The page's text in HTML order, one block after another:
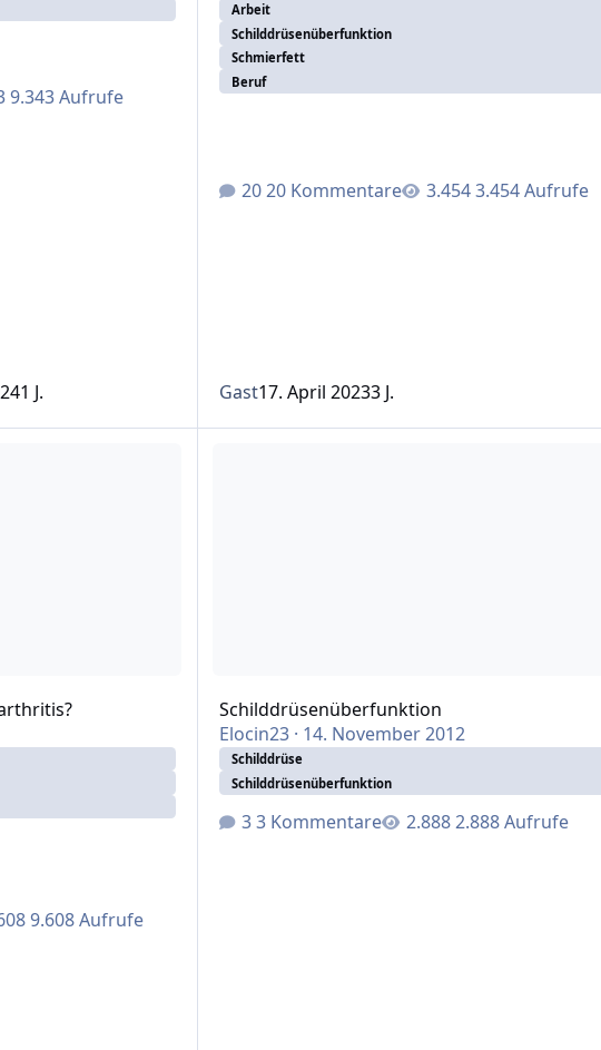
9.343 Aufrufe
1 J.
Arbeit
Schilddrüsenüberfunktion
Schmierfett
Beruf
20 Kommentare 3.454 Aufrufe
Gast17. April 20233 J.
9.608 Aufrufe
Schilddrüsenüberfunktion
Elocin23 · 14. November 2012
Schilddrüse
Schilddrüsenüberfunktion
3 Kommentare 2.888 Aufrufe